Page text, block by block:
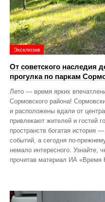
Эксклюзив
От советского наследия
прогулка по паркам
Лето — время ярких
Сормовского района!
и расположены вдали от
привлекают жителей и гостей
пространств богатая история
событий, а сегодня
немало интересного. Узнайте,
прочитав материал ИА «Время